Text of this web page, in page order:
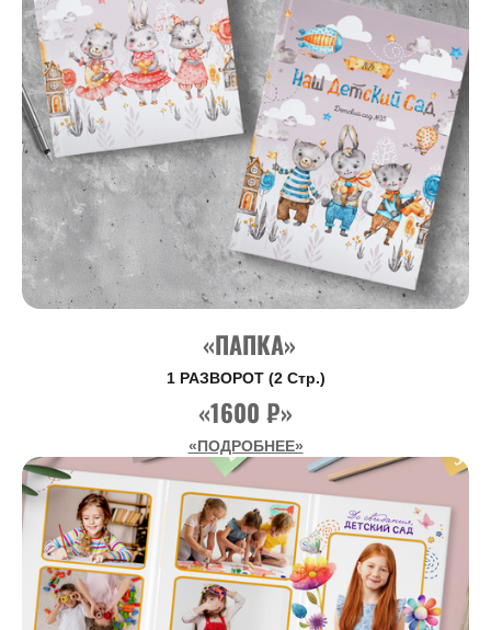
«ПАПКА»
1 РАЗВОРОТ (2 Стр.)
«1600 ₽»
«ПОДРОБНЕЕ»